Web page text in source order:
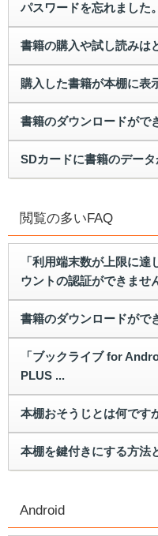
パスワードを忘れました。
書籍の購入や試し読みは
購入した書籍が本棚に表
書籍のダウンロードがで
SDカードに書籍のデー
閲覧の多いFAQ
「利用端末数が上限に
ウントの認証ができませ
書籍のダウンロードがで
「ブックライブ for
PLUS ...
本棚おそうじとは何です
本棚を鍵付きにする方法
Android